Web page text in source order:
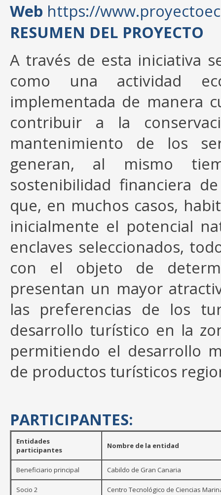
Web https://
RESUMEN DEL PROYECTO
A través de esta iniciativa
como una actividad
implementada de manera
contribuir a la
mantenimiento de los
generan, al mismo
sostenibilidad financiera
que, en muchos casos,
inicialmente el potencial
enclaves seleccionados,
con el objeto de
presentan un mayor
las preferencias de los
desarrollo turístico en la
permitiendo el desarrollo
de productos turísticos
PARTICIPANTES:
Entidades
participantes
Nombre de la entidad
Beneficiario principal Cabildo de Gran Canaria
Socio 2 Centro Tecnológico de Ciencias